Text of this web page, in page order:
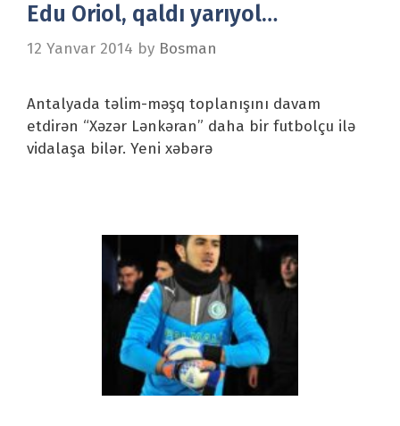
Edu Oriol, qaldı yarıyol…
12 Yanvar 2014 by Bosman
Antalyada təlim-məşq toplanışını davam
etdirən “Xəzər Lənkəran” daha bir futbolçu ilə
vidalaşa bilər. Yeni xəbərə